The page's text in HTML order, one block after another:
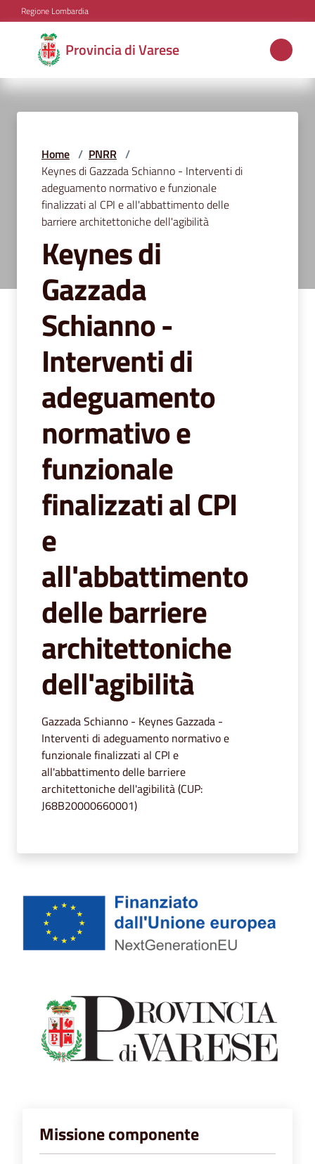
Vai al contenuto
Vai alla navigazione
Vai al footer
Regione Lombardia
Provincia di Varese
Provincia
di
Varese
tematiche
Amministrazione
Servizi
segnalazioni
News
Eventi
Home / PNRR /
Keynes di Gazzada Schianno - Interventi di
adeguamento normativo e funzionale
finalizzati al CPI e all'abbattimento delle
barriere architettoniche dell'agibilità
Keynes di
Gazzada
Schianno -
Interventi di
adeguamento
normativo e
funzionale
finalizzati al CPI
e
all'abbattimento
delle barriere
architettoniche
dell'agibilità
Gazzada Schianno - Keynes Gazzada -
Interventi di adeguamento normativo e
funzionale finalizzati al CPI e
all'abbattimento delle barriere
architettoniche dell'agibilità (CUP:
J68B20000660001)
Missione componente